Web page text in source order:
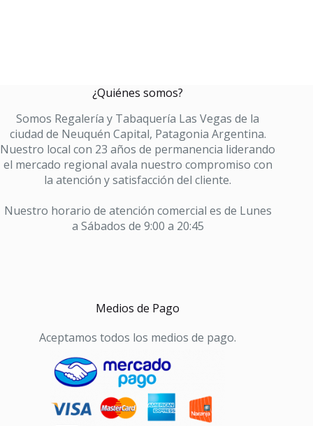
¿Quiénes somos?
Somos Regalería y Tabaquería Las Vegas de la
ciudad de Neuquén Capital, Patagonia Argentina.
Nuestro local con 23 años de permanencia liderando
el mercado regional avala nuestro compromiso con
la atención y satisfacción del cliente.
Nuestro horario de atención comercial es de Lunes
a Sábados de 9:00 a 20:45
Medios de Pago
Aceptamos todos los medios de pago.